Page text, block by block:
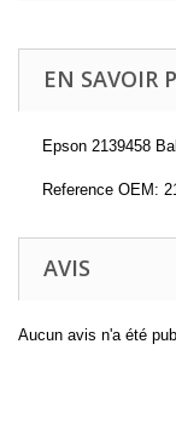
EN SAVOIR
Epson 2139458
Reference OEM:
AVIS
Aucun avis n'a été